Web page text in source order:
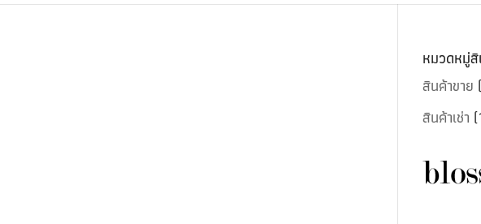
หมวดหมู่
สินค้าขาย
สินค้าเช่า